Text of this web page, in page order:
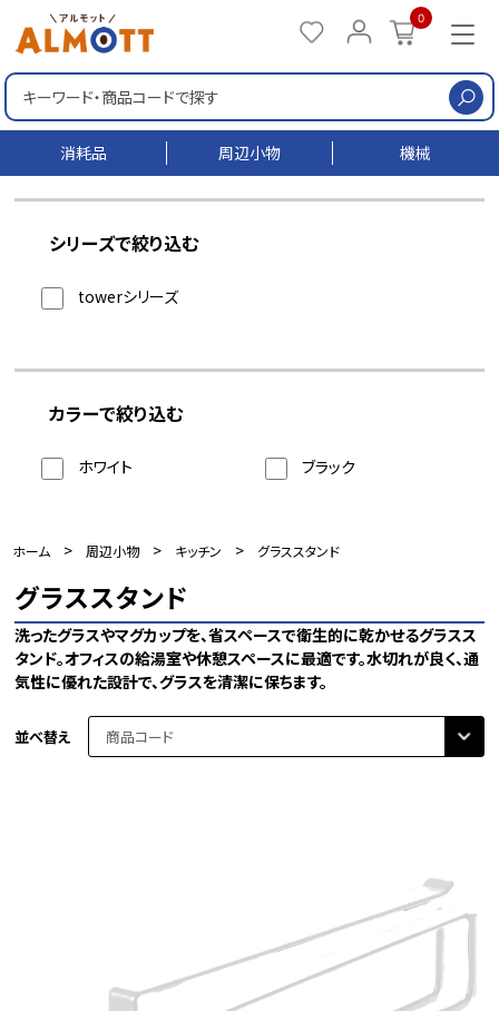
0
消耗品 周辺小物 機械
シリーズで絞り込む
towerシリーズ
カラーで絞り込む
ホワイト ブラック
ホーム > 周辺小物 > キッチン > グラススタンド
グラススタンド
洗ったグラスやマグカップを、省スペースで衛生的に乾かせるグラスス
タンド。オフィスの給湯室や休憩スペースに最適です。水切れが良く、通
気性に優れた設計で、グラスを清潔に保ちます。
並べ替え